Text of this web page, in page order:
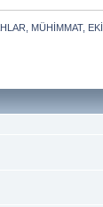
MÜHİMMAT,